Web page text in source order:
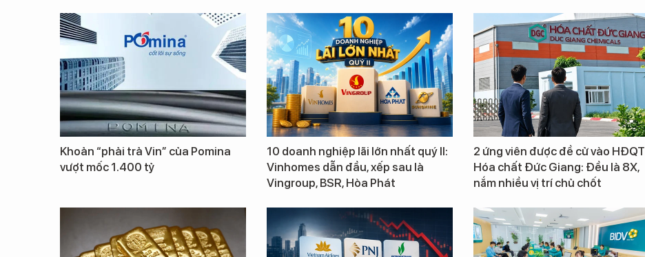
Khoản “phải trả Vin” của Pomina
vượt mốc 1.400 tỷ
10 doanh nghiệp lãi lớn nhất quý II:
Vinhomes dẫn đầu, xếp sau là
Vingroup, BSR, Hòa Phát
2 ứng viên được đề cử vào HĐQT
Hóa chất Đức Giang: Đều là 8X,
nắm nhiều vị trí chủ chốt